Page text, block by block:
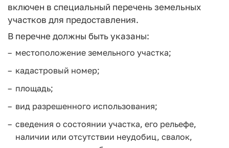
включен в специальный перечень земельных
участков для предоставления.
В перечне должны быть указаны:
местоположение земельного участка;
кадастровый номер;
площадь;
вид разрешенного использования;
сведения о состоянии участка, его рельефе,
наличии или отсутствии неудобиц, свалок,